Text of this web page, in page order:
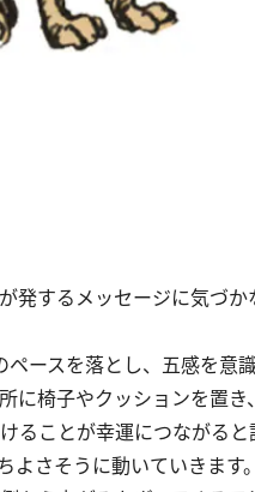
するメッセージに気づ
ースを落とし、五感を意
椅子やクッションを置き
ことが幸運につながる
さそうに動いていきます。